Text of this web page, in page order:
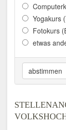
Yogakurs
Fotokurs
etwas
abstimmen